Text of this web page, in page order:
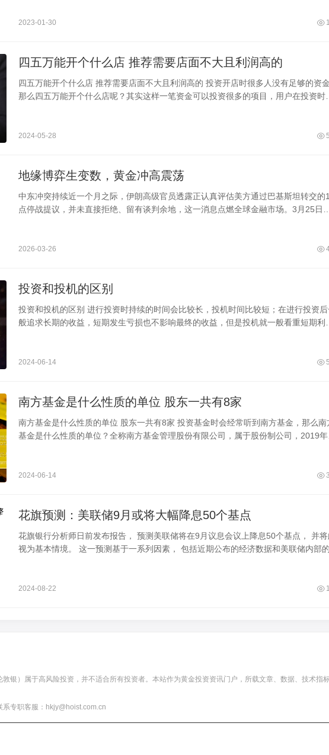
2023-01-30
四五万能开个什么店 推荐需要店面不大且利润高的
四五万能开个什么店 推荐需要店面不大且利润高的 投资开店时很多人没有足够的资金，
那么四五万能开个什么店呢？其实这样一笔资金可以投资很多的项目，用户在投资时可
2024-05-28
地缘博弈生变数，黄金冲高震荡
中东冲突持续近一个月之际，伊朗高级官员透露正认真评估美方通过巴基斯坦转交的
点停战提议，并未直接拒绝、留有谈判余地，这一消息点燃全球金融市场。3月25日现
折节点，市场不确定性凸显。
2026-03-26
投资和投机的区别
投资和投机的区别 进行投资时持续的时间会比较长，投机时间比较短；在进行投资
般追求长期的收益，短期发生亏损也不影响最终的收益，但是投机就一般看重短期利
2024-06-14
南方基金是什么性质的单位 股东一共有8家
南方基金是什么性质的单位 股东一共有8家 投资基金时会经常听到南方基金，那么南方
基金是什么性质的单位？全称南方基金管理股份有限公司，属于股份制公司，2019年7
2024-06-14
花旗预测：美联储9月或将大幅降息50个基点
花旗银行分析师日前发布报告， 预测美联储将在9月议息会议上降息50个基点， 并
视为基本情境。 这一预测基于一系列因素， 包括近期公布的经济数据和美联储内部的
2024-08-22
银）属于高风险投资，并不适合所有投资者。本站作为黄金投资资讯门户，所载文章、数据、技术指
专职客服：hkjy@hoist.com.cn